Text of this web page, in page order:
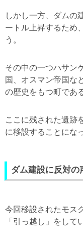
しかし一方、ダムの
ートル上昇するため
う。
その中の一つハサン
国、オスマン帝国な
の歴史をもつ町であ
ここに残された遺跡
に移設することにな
ダム建設に反対の
今回移設されたモス
「引っ越し」をして